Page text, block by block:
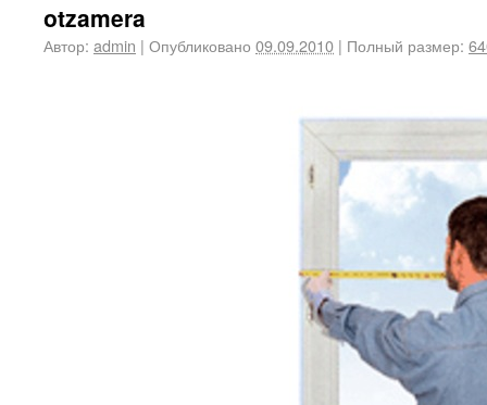
otzamera
Автор: admin | Опубликовано 09.09.2010 | Полный размер: